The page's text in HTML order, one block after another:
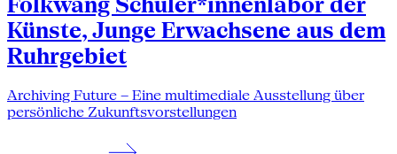
Künste, Junge Erwachsene aus dem
Ruhrgebiet
Archiving Future – Eine multimediale Ausstellung über
persönliche Zukunftsvorstellungen